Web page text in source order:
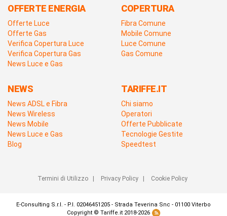
OFFERTE ENERGIA
Offerte Luce
Offerte Gas
Verifica Copertura Luce
Verifica Copertura Gas
News Luce e Gas
COPERTURA
Fibra Comune
Mobile Comune
Luce Comune
Gas Comune
NEWS
News ADSL e Fibra
News Wireless
News Mobile
News Luce e Gas
Blog
TARIFFE.IT
Chi siamo
Operatori
Offerte Pubblicate
Tecnologie Gestite
Speedtest
Termini di Utilizzo| Privacy Policy| Cookie Policy
E-Consulting S.r.l. - P.I. 02046451205 - Strada Teverina Snc - 01100 Viterbo
Copyright © Tariffe.it 2018-2026